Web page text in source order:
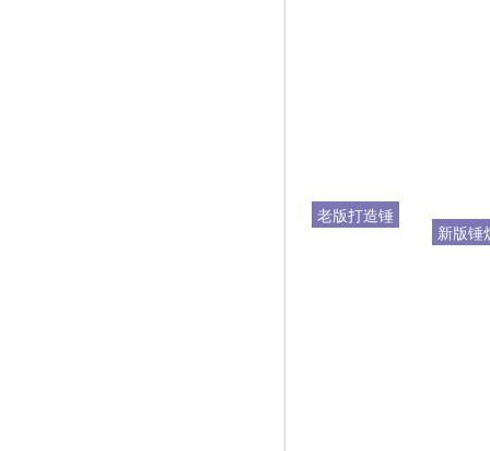
老版打造锤
新版锤